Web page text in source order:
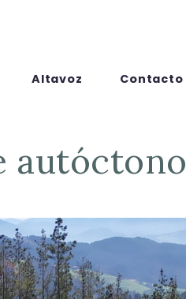
Altavoz Contacto
autóctono